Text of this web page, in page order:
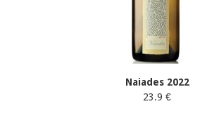
Naiades 2022
23.9 €